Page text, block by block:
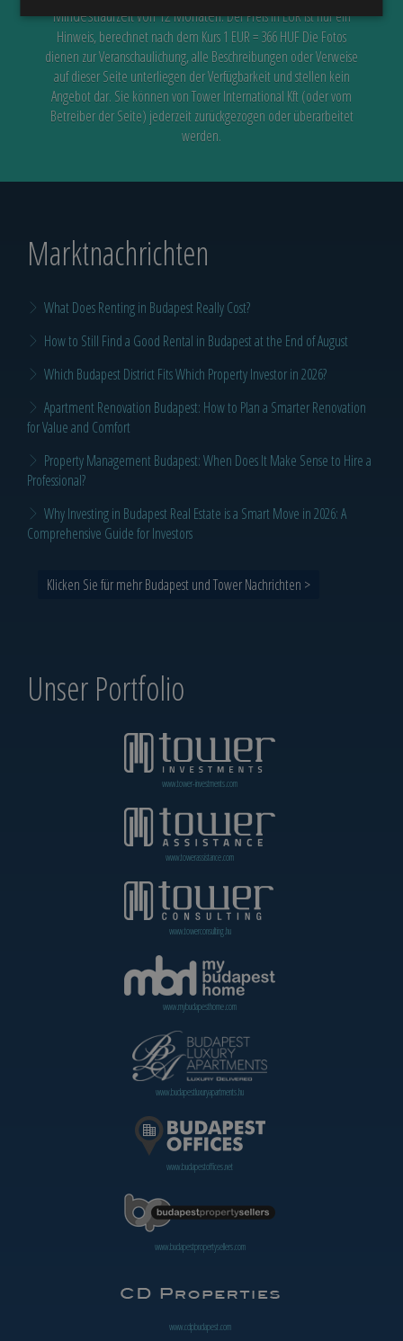
Mindestlaufzeit von 12 Monaten.Der Preis in EUR ist nur ein
Hinweis, berechnet nach dem Kurs 1 EUR = 366 HUFDie Fotos
dienen zur Veranschaulichung, alle Beschreibungen oder Verweise
auf dieser Seite unterliegen der Verfügbarkeitund stellen kein
Angebot dar. Sie können von Tower International Kft (oder vom
Betreiber der Seite) jederzeit zurückgezogen oder überarbeitet
werden.
Marktnachrichten
What Does Renting in Budapest Really Cost?
How to Still Find a Good Rental in Budapest at the End of August
Which Budapest District Fits Which Property Investor in 2026?
Apartment Renovation Budapest: How to Plan a Smarter Renovation
for Value and Comfort
Property Management Budapest: When Does It Make Sense to Hire a
Professional?
Why Investing in Budapest Real Estate is a Smart Move in 2026: A
Comprehensive Guide for Investors
Klicken Sie für mehr Budapest und Tower Nachrichten >
Unser Portfolio
www.tower-investments.com
www.towerassistance.com
www.towerconsulting.hu
www.mybudapesthome.com
www.budapestluxuryapartments.hu
www.budapestoffices.net
www.budapestpropertysellers.com
www.cdpbudapest.com